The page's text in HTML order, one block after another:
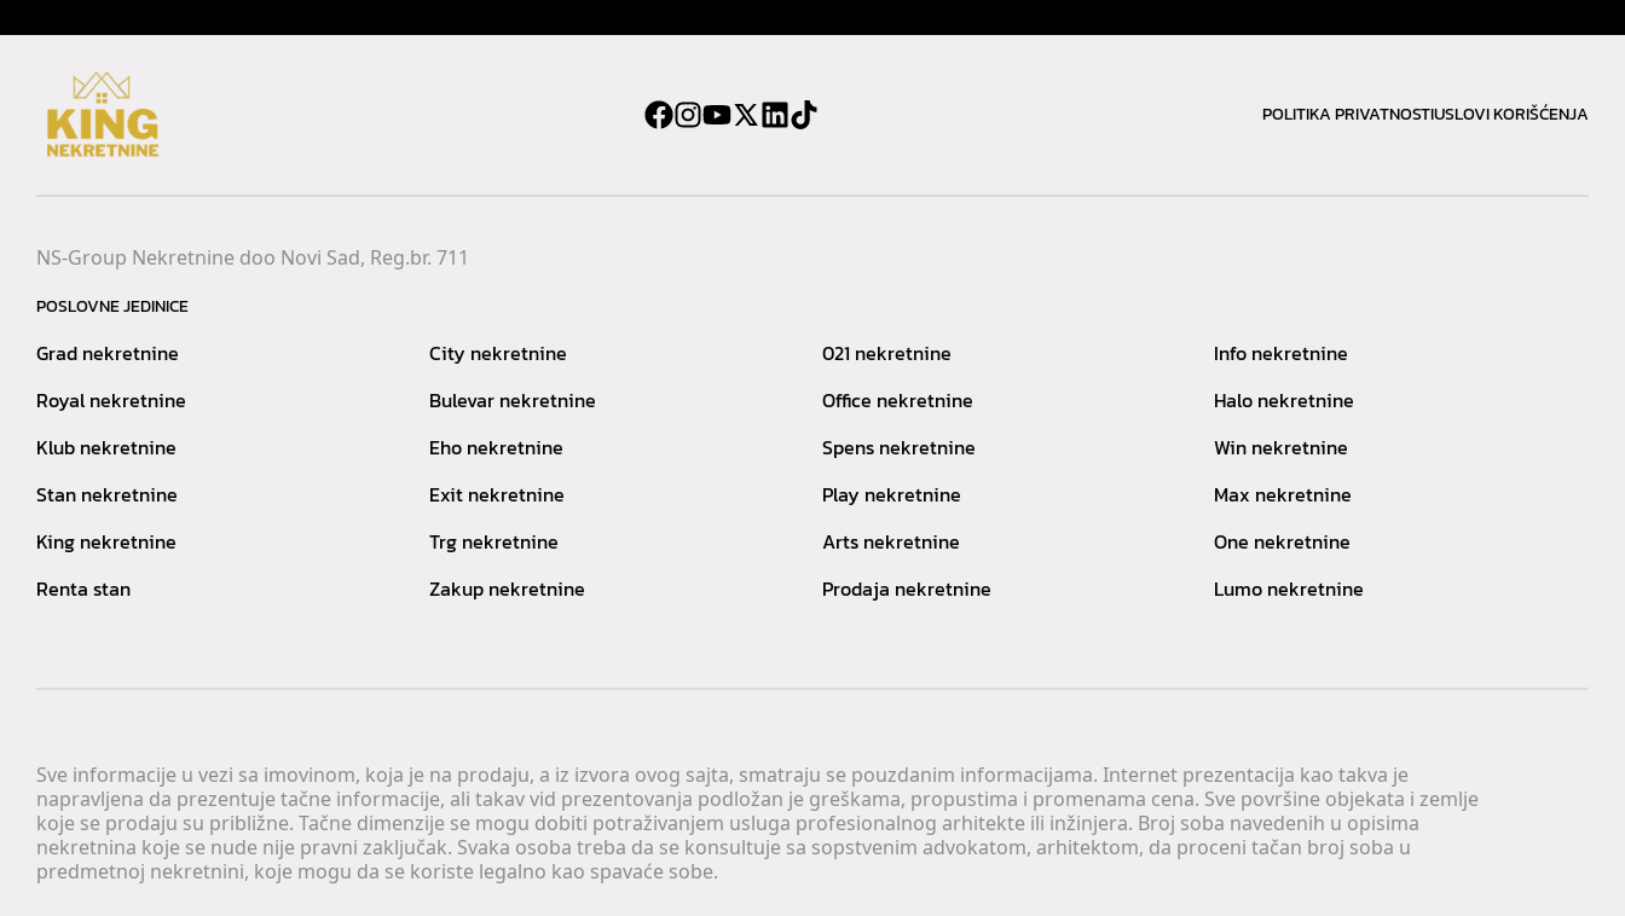
POLITIKA PRIVATNOSTIUSLOVI KORIŠĆENJA
Sve informacije u vezi sa imovinom, koja je na prodaju, a iz izvora ovog sajta, smatraju se pouzdanim informacijama. Internet prezentacija kao takva je
napravljena da prezentuje tačne informacije, ali takav vid prezentovanja podložan je greškama, propustima i promenama cena. Sve površine objekata i zemlje
koje se prodaju su približne. Tačne dimenzije se mogu dobiti potraživanjem usluga profesionalnog arhitekte ili inžinjera. Broj soba navedenih u opisima
nekretnina koje se nude nije pravni zaključak. Svaka osoba treba da se konsultuje sa sopstvenim advokatom, arhitektom, da proceni tačan broj soba u
predmetnoj nekretnini, koje mogu da se koriste legalno kao spavaće sobe.
NS-Group Nekretnine doo Novi Sad, Reg.br. 711
POSLOVNE JEDINICE
Grad nekretnine City nekretnine 021 nekretnine
Info nekretnine
Royal nekretnine
Bulevar nekretnine Office nekretnine
Halo nekretnine
Klub nekretnine
Eho nekretnine Spens nekretnine
Win nekretnine
Stan nekretnine
Exit nekretnine Play nekretnine
Max nekretnine
King nekretnine
Trg nekretnine Arts nekretnine
One nekretnine
Renta stan
Zakup nekretnine Prodaja nekretnine Lumo nekretnine